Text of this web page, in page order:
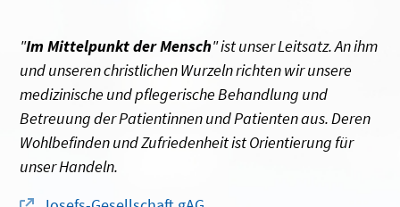
"Im Mittelpunkt der Mensch" ist unser Leitsatz. An ihm
und unseren christlichen Wurzeln richten wir unsere
medizinische und pflegerische Behandlung und
Betreuung der Patientinnen und Patienten aus. Deren
Wohlbefinden und Zufriedenheit ist Orientierung für
unser Handeln.